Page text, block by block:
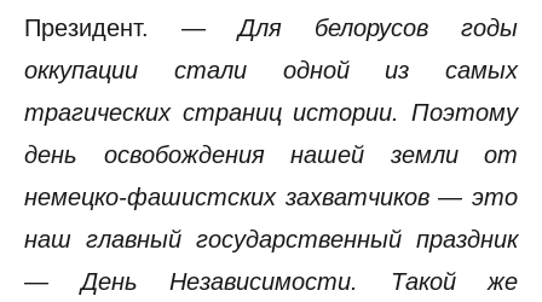
Президент. —Для белорусов годы
оккупации стали одной из самых
трагических страниц истории. Поэтому
день освобождения нашей земли от
немецко-фашистских захватчиков — это
наш главный государственный праздник
— День Независимости. Такой же